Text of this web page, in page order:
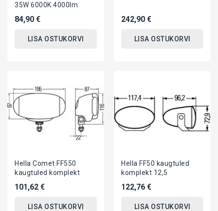
35W 6000K 4000lm
84,90 €
LISA OSTUKORVI
242,90 €
LISA OSTUKORVI
Hella Comet FF550
kaugtuled komplekt
101,62 €
LISA OSTUKORVI
Hella FF50 kaugtuled
komplekt 12,5
122,76 €
LISA OSTUKORVI